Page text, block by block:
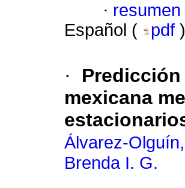
·
Español (
pdf )
·
mexicana
Álvarez-
Brenda I. G.